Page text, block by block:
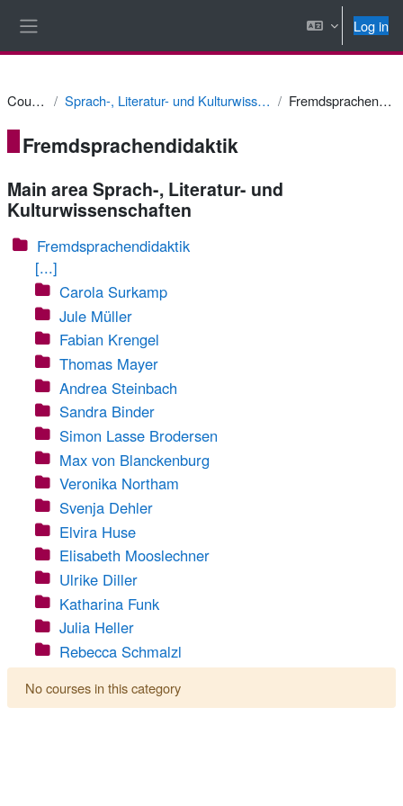
Log in
Courses Sprach-, Literatur- und Kulturwissenschaften Fremdsprachendidaktik
Fremdsprachendidaktik
Main area Sprach-, Literatur- und
Kulturwissenschaften
Fremdsprachendidaktik
[...]
Carola Surkamp
Jule Müller
Fabian Krengel
Thomas Mayer
Andrea Steinbach
Sandra Binder
Simon Lasse Brodersen
Max von Blanckenburg
Veronika Northam
Svenja Dehler
Elvira Huse
Elisabeth Mooslechner
Ulrike Diller
Katharina Funk
Julia Heller
Rebecca Schmalzl
No courses in this category